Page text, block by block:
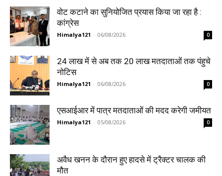
वोट कटाने का सुनियोजित प्रयास किया जा रहा है :
कांग्रेस
Himalya121 - 06/08/2026 0
24 लाख में से अब तक 20 लाख मतदाताओं तक पंहुचे
नोटिस
Himalya121 - 06/08/2026 0
एसआईआर में पात्र मतदाताओं की मदद करेगी जमीयत
Himalya121 - 05/08/2026 0
अवैध खनन के दौरान हुए हादसे में ट्रैक्टर चालक की
मौत